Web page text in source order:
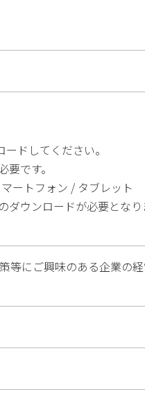
ドしてください。
です。
ートフォン / タブレット
ウンロードが必要となり
等にご興味のある企業の